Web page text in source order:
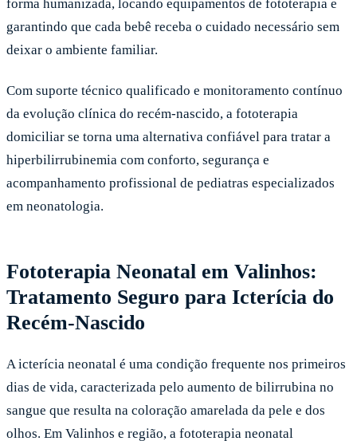
forma humanizada, locando equipamentos de fototerapia e
garantindo que cada bebê receba o cuidado necessário sem
deixar o ambiente familiar.
Com suporte técnico qualificado e monitoramento contínuo
da evolução clínica do recém-nascido, a fototerapia
domiciliar se torna uma alternativa confiável para tratar a
hiperbilirrubinemia com conforto, segurança e
acompanhamento profissional de pediatras especializados
em neonatologia.
Fototerapia Neonatal em Valinhos:
Tratamento Seguro para Icterícia do
Recém-Nascido
A icterícia neonatal é uma condição frequente nos primeiros
dias de vida, caracterizada pelo aumento de bilirrubina no
sangue que resulta na coloração amarelada da pele e dos
olhos. Em Valinhos e região, a fototerapia neonatal